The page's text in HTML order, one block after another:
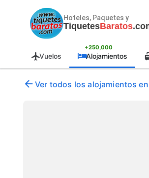
Hoteles, Paquetes y
TiquetesBaratos
Vuelos
+250,000
Alojamientos
Ver todos los alojamientos